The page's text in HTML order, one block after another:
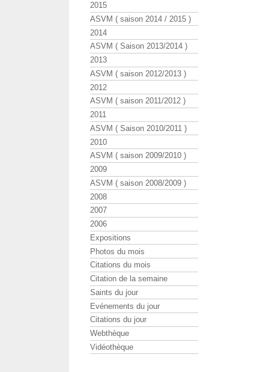
2015
ASVM ( saison 2014 / 2015 )
2014
ASVM ( Saison 2013/2014 )
2013
ASVM ( saison 2012/2013 )
2012
ASVM ( saison 2011/2012 )
2011
ASVM ( Saison 2010/2011 )
2010
ASVM ( saison 2009/2010 )
2009
ASVM ( saison 2008/2009 )
2008
2007
2006
Expositions
Photos du mois
Citations du mois
Citation de la semaine
Saints du jour
Evénements du jour
Citations du jour
Webthèque
Vidéothèque